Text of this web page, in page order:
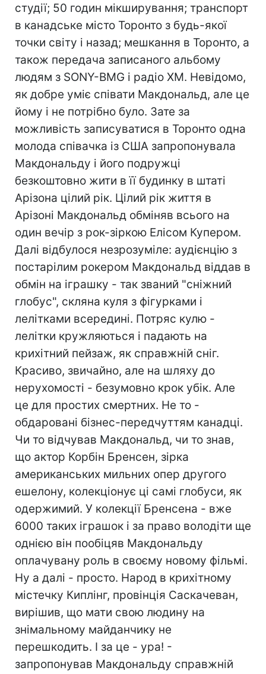
студії; 50 годин мікширування; транспорт
в канадське місто Торонто з будь-якої
точки світу і назад; мешкання в Торонто, а
також передача записаного альбому
людям з SONY-BMG і радіо XM. Невідомо,
як добре уміє співати Макдональд, але це
йому і не потрібно було. Зате за
можливість записуватися в Торонто одна
молода співачка із США запропонувала
Макдональду і його подружці
безкоштовно жити в її будинку в штаті
Арізона цілий рік. Цілий рік життя в
Арізоні Макдональд обміняв всього на
один вечір з рок-зіркою Елісом Купером.
Далі відбулося незрозуміле: аудієнцію з
постарілим рокером Макдональд віддав в
обмін на іграшку - так званий "сніжний
глобус", скляна куля з фігурками і
лелітками всередині. Потряс кулю -
лелітки кружляються і падають на
крихітний пейзаж, як справжній сніг.
Красиво, звичайно, але на шляху до
нерухомості - безумовно крок убік. Але
це для простих смертних. Не то -
обдаровані бізнес-передчуттям канадці.
Чи то відчував Макдональд, чи то знав,
що актор Корбін Бренсен, зірка
американських мильних опер другого
ешелону, колекціонує ці самі глобуси, як
одержимий. У колекції Бренсена - вже
6000 таких іграшок і за право володіти ще
однією він пообіцяв Макдональду
оплачувану роль в своєму новому фільмі.
Ну а далі - просто. Народ в крихітному
містечку Киплінг, провінція Саскачеван,
вирішив, що мати свою людину на
знімальному майданчику не
перешкодить. І за це - ура! -
запропонував Макдональду справжній